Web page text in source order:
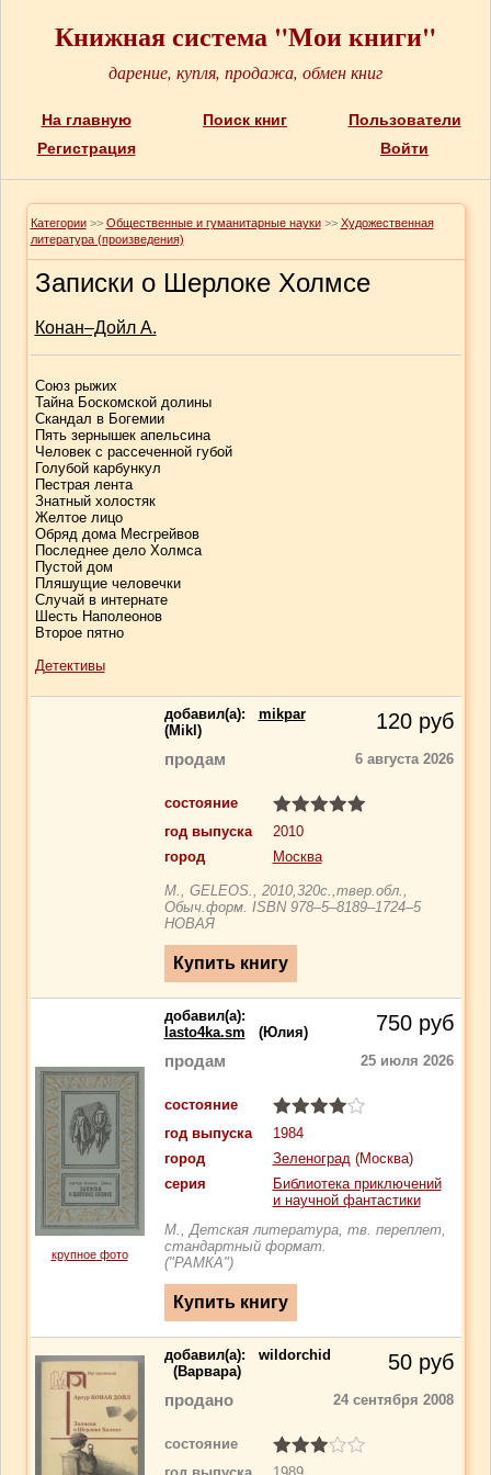
Книжная система "Мои книги"
дарение, купля, продажа, обмен книг
На главную Поиск книг
Пользователи
Регистрация
Войти
Категории >> Общественные и гуманитарные науки >> Художественная
литература (произведения)
Записки о Шерлоке Холмсе
Конан–Дойл А.
Союз рыжих
Тайна Боскомской долины
Скандал в Богемии
Пять зернышек апельсина
Человек с рассеченной губой
Голубой карбункул
Пестрая лента
Знатный холостяк
Желтое лицо
Обряд дома Месгрейвов
Последнее дело Холмса
Пустой дом
Пляшущие человечки
Случай в интернате
Шесть Наполеонов
Второе пятно
Детективы
добавил(a): mikpar
(Mikl)
120 руб
продам 6 августа 2026
состояние
год выпуска
2010
город
Москва
М., GELEOS., 2010,320с.,твер.обл.,
Обыч.форм. ISBN 978–5–8189–1724–5
НОВАЯ
крупное фото
добавил(a):
lasto4ka.sm
(Юлия) 750 руб
продам 25 июля 2026
состояние
год выпуска
1984
город
Зеленоград(Москва)
серия
Библиотека приключений
и научной фантастики
М., Детская литература, тв. переплет,
стандартный формат.
("РАМКА")
добавил(a): wildorchid
(Варвара)
50 руб
продано 24 сентября 2008
состояние